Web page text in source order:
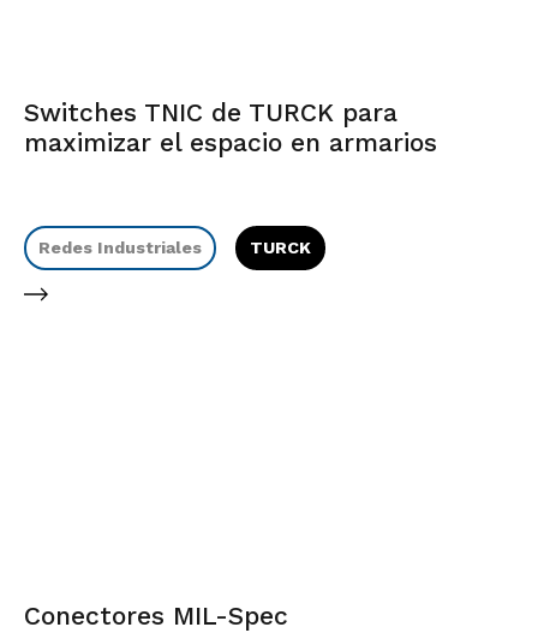
Switches TNIC de TURCK para
maximizar el espacio en armarios
Redes Industriales TURCK
Conectores MIL-Spec